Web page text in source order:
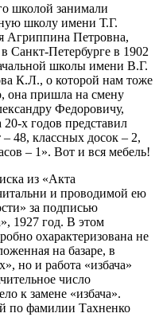
школой занимали
школу имени Т.Г.
Агриппина Петровна,
Санкт-Петербурге в 1902
школы имени В.Г.
К.Л., о которой нам тоже
она пришла на смену
Федоровичу,
х годов представил
48, классных досок – 2,
– 1». Вот и вся мебель!
из «Акта
и проводимой ею
за подписью
1927 год. В этом
охарактеризована не
на базаре, в
но и работа «избача»
число
к замене «избача».
по фамилии Тахненко